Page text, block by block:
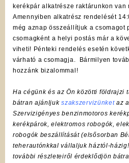
kerékpár alkatrésze raktárunkon
Amennyiben alkatrész rendelését
még aznap összeállítjuk a csomagot
csomagként a helyi postás már a
viheti! Pénteki rendelés esetén
várható a csomagja. Bármilyen
hozzánk bizalommal!
Ha cégünk és az Ön közötti földrajzi
bátran ajánljukszakszervizünket az
Szervizigényes benzinmotoros
kerékpárok, elektromos robogók,
robogók beszállítását (elsősorban
teherautónkkal vállaljuk háztól-
további részleteiről érdeklődjön